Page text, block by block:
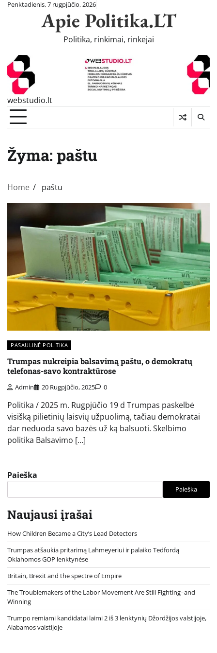
SkipPenktadienis, 7 rugpjūčio, 2026
Apie Politika.LT
Politika, rinkimai, rinkejai
webstudio.lt
Žyma: paštu
Home paštu
PASAULINĖ POLITIKA
Trumpas nukreipia balsavimą paštu, o demokratų
telefonas-savo kontraktūrose
Admin 20 Rugpjūčio, 2025 0
Politika / 2025 m. Rugpjūčio 19 d Trumpas paskelbė
visišką pilietinių laisvių užpuolimą, tačiau demokratai
dar neduoda savo bazės už ką balsuoti. Skelbimo
politika Balsavimo […]
Paieška
Paieška
Naujausi įrašai
How Children Became a City’s Lead Detectors
Trumpas atšaukia pritarimą Lahmeyeriui ir palaiko Tedfordą
Oklahomos GOP lenktynėse
Britain, Brexit and the spectre of Empire
The Troublemakers of the Labor Movement Are Still Fighting–and
Winning
Trumpo remiami kandidatai laimi 2 iš 3 lenktynių Džordžijos valstijoje,
Alabamos valstijoje